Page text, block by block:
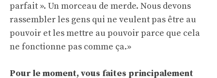
parfait ». Un morceau de merde. Nous devons
rassembler les gens qui ne veulent pas être au
pouvoir et les mettre au pouvoir parce que cela
ne fonctionne pas comme ça.»
Pour le moment, vous faites principalement